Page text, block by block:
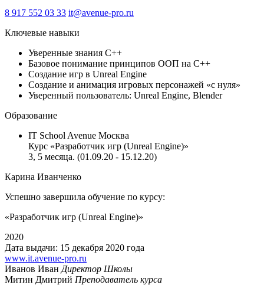
8 917 552 03 33 it@avenue-pro.ru
Ключевые навыки
Уверенные знания C++
Базовое понимание принципов ООП на С++
Создание игр в Unreal Engine
Создание и анимация игровых персонажей «с нуля»
Уверенный пользователь: Unreal Engine, Blender
Образование
IT School Avenue Москва
Курс «Разработчик игр (Unreal Engine)»‎
3, 5 месяца. (01.09.20 - 15.12.20)
Карина Иванченко
Успешно завершила обучение по курсу:
«Разработчик игр (Unreal Engine)»‎
2020
Дата выдачи: 15 декабря 2020 года
www.it.avenue-pro.ru
Иванов Иван Директор Школы
Митин Дмитрий Преподаватель курса